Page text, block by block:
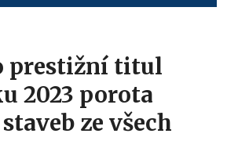
prestižní titul
2023 porota
ze všech